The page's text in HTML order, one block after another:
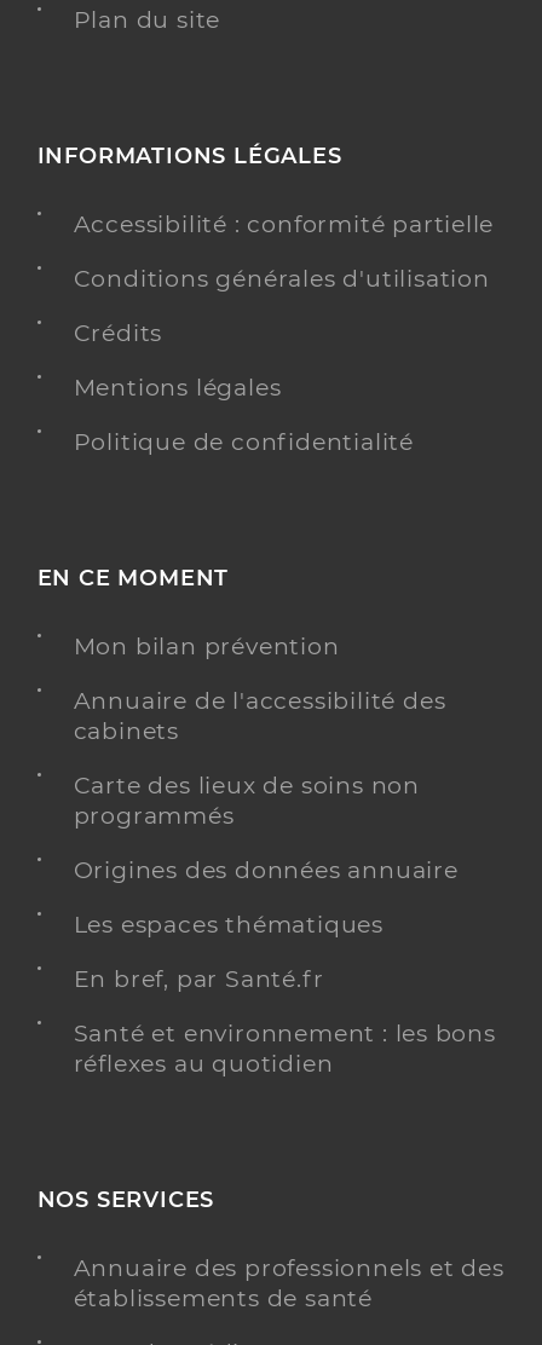
Plan du site
INFORMATIONS LÉGALES
Accessibilité : conformité partielle
Conditions générales d'utilisation
Crédits
Mentions légales
Politique de confidentialité
EN CE MOMENT
Mon bilan prévention
Annuaire de l'accessibilité des
cabinets
Carte des lieux de soins non
programmés
Origines des données annuaire
Les espaces thématiques
En bref, par Santé.fr
Santé et environnement : les bons
réflexes au quotidien
NOS SERVICES
Annuaire des professionnels et des
établissements de santé